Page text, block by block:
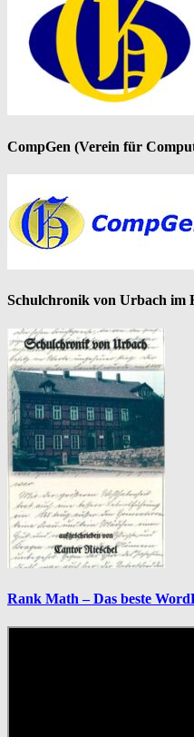
CompGen (Verein für
Schulchronik von Urbach im
Rank Math – Das beste